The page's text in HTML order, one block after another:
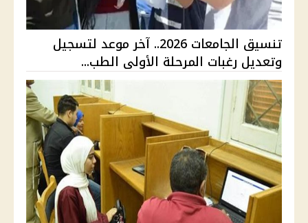
تنسيق الجامعات 2026.. آخر موعد لتسجيل
وتعديل رغبات المرحلة الأولى الطب...